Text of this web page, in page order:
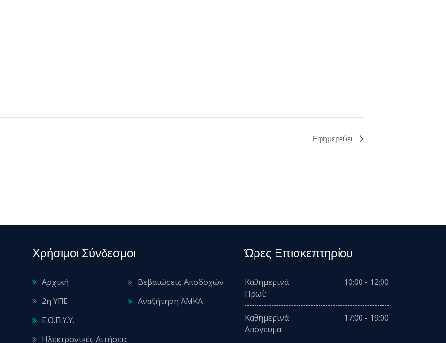
Εφημερεύει
Χρήσιμοι Σύνδεσμοι
Αρχική
2η ΥΠΕ
Ε.Ο.Π.Υ.Υ.
Ηλεκτρονικές Αιτήσεις
Βεβαιώσεις Αποδοχών
Αναζήτηση ΑΜΚΑ
Ώρες Επισκεπτηρίου
Καθημερινά
Πρωί:
10:00 - 12:00
Καθημερινά
Απόγευμα:
17:00 - 19:00